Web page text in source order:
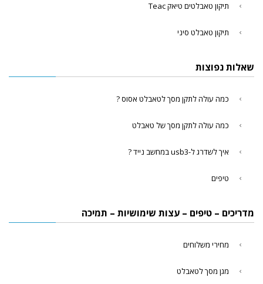
תיקון טאבלטים טיאק Teac
תיקון טאבלט סיני
שאלות נפוצות
כמה עולה לתקן מסך לטאבלט אסוס ?
כמה עולה לתקן מסך של טאבלט
איך לשדרג ל-usb3 במחשב נייד ?
טיפים
מדריכים – טיפים – עצות שימושיות – תמיכה
מחירי משלוחים
מגן מסך לטאבלט